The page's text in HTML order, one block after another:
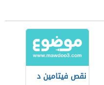
نقص فيتامين د